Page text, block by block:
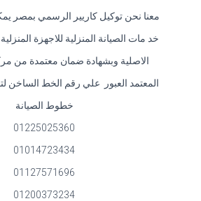
معنا نحن توكيل كاريير الرسمي بمصر
خد مات الصيانة المنزلية للاجهزة المنزلية
الاصلية وبشهادة ضمان معتمدة من
المعتمد العبور علي رقم الخط الساخن
خطوط الصيانة
01225025360
01014723434
01127571696
01200373234